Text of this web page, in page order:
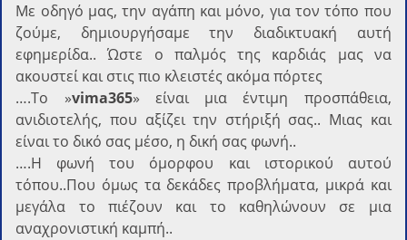
Με οδηγό μας, την αγάπη και μόνο, για τον τόπο που
ζούμε, δημιουργήσαμε την διαδικτυακή αυτή
εφημερίδα.. Ώστε ο παλμός της καρδιάς μας να
ακουστεί και στις πιο κλειστές ακόμα πόρτες
….Το »vima365» είναι μια έντιμη προσπάθεια,
ανιδιοτελής, που αξίζει την στήριξή σας.. Μιας και
είναι το δικό σας μέσο, η δική σας φωνή..
….Η φωνή του όμορφου και ιστορικού αυτού
τόπου..Που όμως τα δεκάδες προβλήματα, μικρά και
μεγάλα το πιέζουν και το καθηλώνουν σε μια
αναχρονιστική καμπή..